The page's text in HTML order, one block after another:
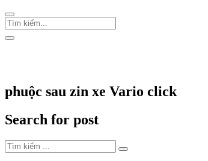
phuộc sau zin xe Vario click
Search for post